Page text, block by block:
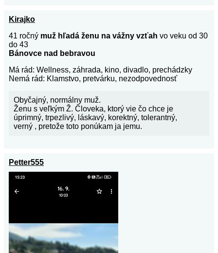
Kirajko
41 ročný muž hľadá ženu na vážny vzťah vo veku od 30
do 43
Bánovce nad bebravou
Má rád: Wellness, záhrada, kino, divadlo, prechádzky
Nemá rád: Klamstvo, pretvárku, nezodpovednosť
Obyčajný, normálny muž.
Ženu s veľkým Ž. Človeka, ktorý vie čo chce je
úprimný, trpezlivý, láskavý, korektný, tolerantný,
verný , pretože toto ponúkam ja jemu.
Petter555